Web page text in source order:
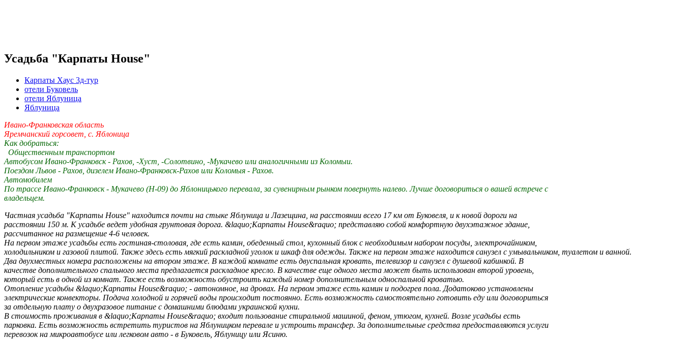
Усадьба "Карпаты House"
Карпаты Хаус 3д-тур
отели Буковель
отели Яблуница
Яблуница
Ивано-Франковская область
Яремчанский горсовет, с. Яблоница
Как добраться:
Общественным транспортом
Автобусом Ивано-Франковск - Рахов, -Хуст, -Солотвино, -Мукачево или аналогичными из Коломыи.
Поездом Львов - Рахов, дизелем Ивано-Франковск-Рахов или Коломыя - Рахов.
Автомобилем
По трассе Ивано-Франковск - Мукачево (H-09) до Яблоницького перевала, за сувенирным рынком повернуть налево. Лучше договориться о вашей встрече с
владельцем.
Частная усадьба "Карпаты House" находится почти на стыке Яблуница и Лазещина, на расстоянии всего 17 км от Буковеля, и к новой дороги на
расстоянии 150 м. К усадьбе ведет удобная грунтовая дорога. &laquo;Карпаты House&raquo; представляю собой комфортную двухэтажное здание,
рассчитанное на размещение 4-6 человек.
На первом этаже усадьбы есть гостиная-столовая, где есть камин, обеденный стол, кухонный блок с необходимым набором посуды, электрочайником,
холодильником и газовой плитой. Также здесь есть мягкий раскладной уголок и шкаф для одежды. Также на первом этаже находится санузел с умывальником, туалетом и ванной.
Два двухместных номера расположены на втором этаже. В каждой комнате есть двуспальная кровать, телевизор и санузел с душевой кабинкой. В
качестве дополнительного спального места предлагается раскладное кресло. В качестве еще одного места может быть использован второй уровень,
который есть в одной из комнат. Также есть возможность обустроить каждый номер дополнительным односпальной кроватью.
Отопление усадьбы &laquo;Карпаты House&raquo; - автономное, на дровах. На первом этаже есть камин и подогрев пола. Додатоково установлены
электрические конвекторы. Подача холодной и горячей воды происходит постоянно. Есть возможность самостоятельно готовить еду или договориться
за отдельную плату о двухразовое питание с домашними блюдами украинской кухни.
В стоимость проживания в &laquo;Карпаты House&raquo; входит пользование стиральной машиной, феном, утюгом, кухней. Возле усадьбы есть
парковка. Есть возможность встретить туристов на Яблуницком перевале и устроить трансфер. За дополнительные средства предоставляются услуги
перевозок на микроавтобусе или легковом авто - в Буковель, Яблуницу или Ясиню.